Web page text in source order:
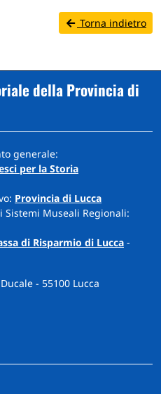
Torna indietro
della Provincia di
generale:
per la Storia
Provincia di Lucca
Museali Regionali:
di Risparmio di Lucca -
- 55100 Lucca